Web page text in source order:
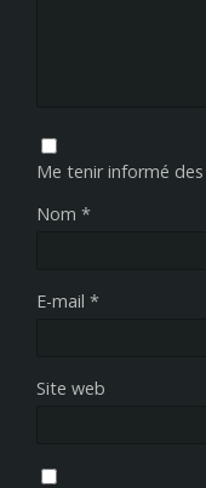
Me tenir informé
Nom *
E-mail *
Site web